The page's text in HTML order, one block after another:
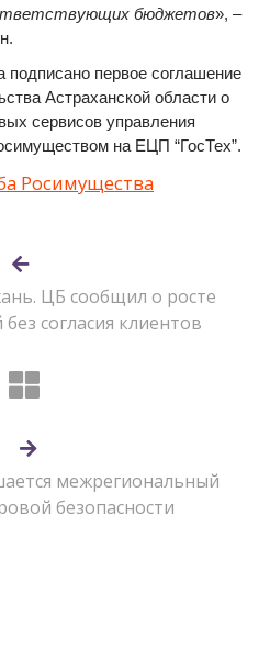
бюджетов», –
первое соглашение
Астраханской области о
сервисов управления
на ЕЦП “ГосТех”.
Росимущества
ЦБ сообщил о росте
согласия клиентов
межрегиональный
безопасности